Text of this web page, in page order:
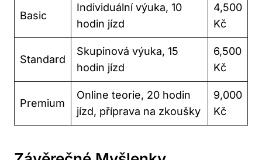
Basic
Individuální výuka, 10
hodin jízd
4,500
Kč
Standard
Skupinová výuka, 15
hodin jízd
6,500
Kč
Premium
Online teorie, 20 hodin
jízd, příprava na zkoušky
9,000
Kč